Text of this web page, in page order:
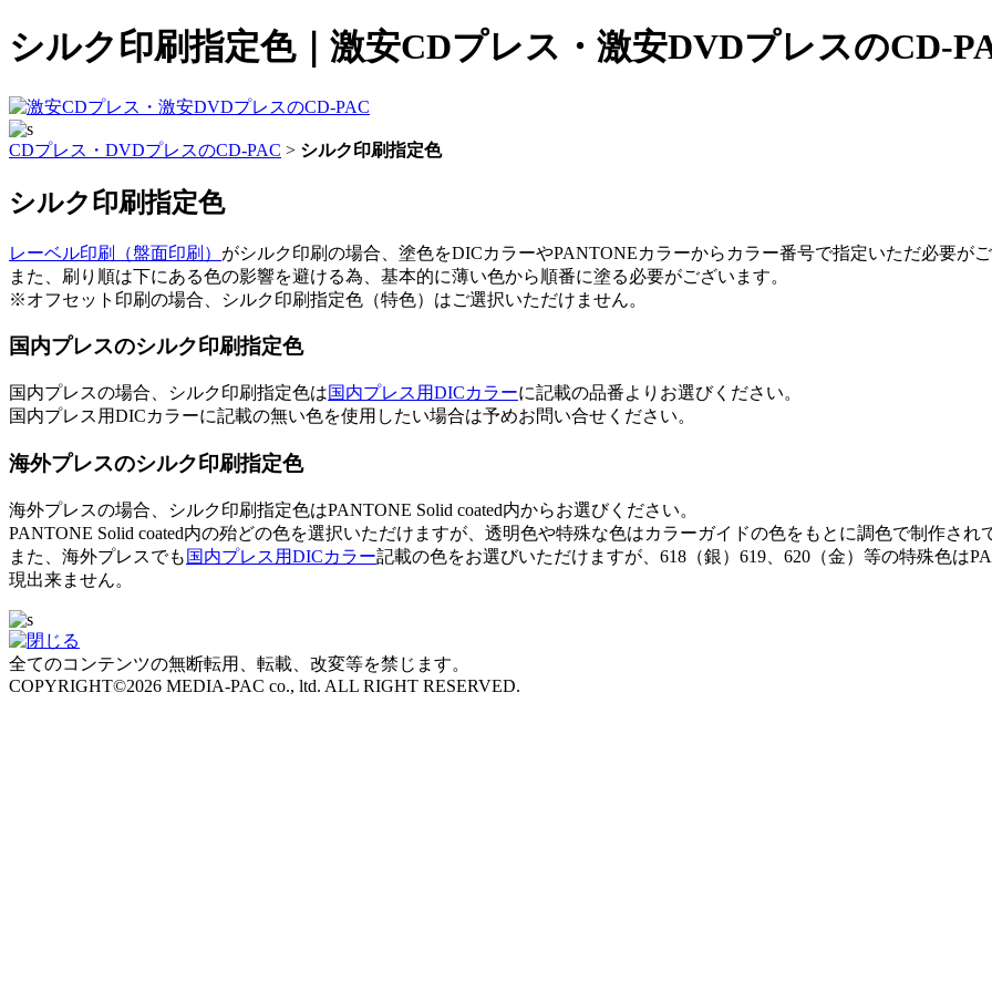
シルク印刷指定色｜激安CDプレス・激安DVDプレスのCD-
CDプレス・DVDプレスのCD-PAC > シルク印刷指定色
シルク印刷指定色
レーベル印刷（盤面印刷） がシルク印刷の場合、塗色をDICカラーやPANTONEカラーからカラー番号で指定いただ必要がご
また、刷り順は下にある色の影響を避ける為、基本的に薄い色から順番に塗る必要がございます。
※オフセット印刷の場合、シルク印刷指定色（特色）はご選択いただけません。
国内プレスのシルク印刷指定色
国内プレスの場合、シルク印刷指定色は国内プレス用DICカラーに記載の品番よりお選びください。
国内プレス用DICカラーに記載の無い色を使用したい場合は予めお問い合せください。
海外プレスのシルク印刷指定色
海外プレスの場合、シルク印刷指定色はPANTONE Solid coated内からお選びください。
PANTONE Solid coated内の殆どの色を選択いただけますが、透明色や特殊な色はカラーガイドの色をもとに調色で制作され
また、海外プレスでも 国内プレス用DICカラー記載の色をお選びいただけますが、618（銀）619、620（金）等の特殊色は
現出来ません。
全てのコンテンツの無断転用、転載、改変等を禁じます。
COPYRIGHT©2026 MEDIA-PAC co., ltd. ALL RIGHT RESERVED.